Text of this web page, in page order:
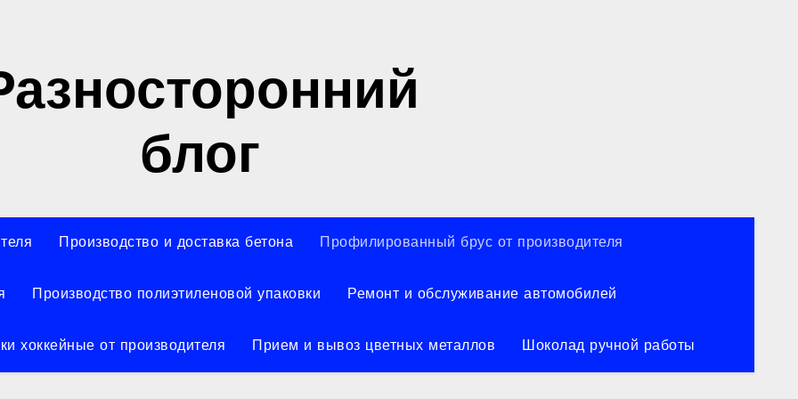
блог
Производство и доставка бетона Профилированный брус от производителя
Производство полиэтиленовой упаковки Ремонт и обслуживание автомобилей
хоккейные от производителя Прием и вывоз цветных металлов Шоколад ручной работы